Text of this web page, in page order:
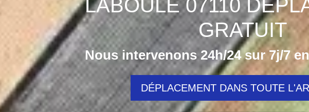
LABOULE 07110
GRATUIT
Nous intervenons 24h/24 sur 7j/7
DÉPLACEMENT DANS TOUTE